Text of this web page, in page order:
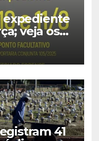
expediente
veja os
41